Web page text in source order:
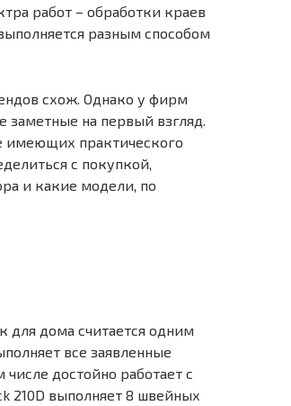
работ – обработки краев
разным способом
схож. Однако у фирм
заметные на первый взгляд.
имеющих практического
с покупкой,
и какие модели, по
для дома считается одним
все заявленные
достойно работает с
210D выполняет 8 швейных